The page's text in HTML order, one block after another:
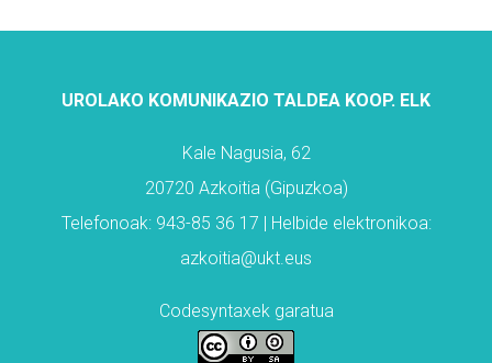
UROLAKO KOMUNIKAZIO TALDEA KOOP. ELK
Kale Nagusia, 62
20720 Azkoitia (Gipuzkoa)
Telefonoak: 943-85 36 17 | Helbide elektronikoa:
azkoitia@ukt.eus
Codesyntaxek garatua